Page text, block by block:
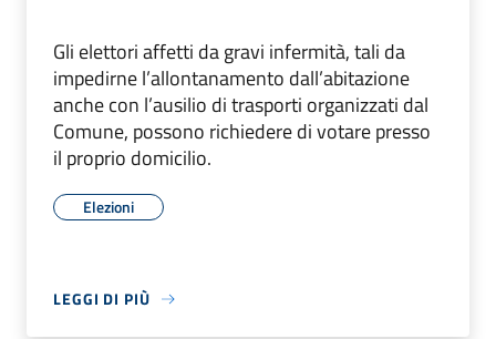
Gli elettori affetti da gravi infermità, tali da
impedirne l’allontanamento dall’abitazione
anche con l’ausilio di trasporti organizzati dal
Comune, possono richiedere di votare presso
il proprio domicilio.
Elezioni
LEGGI DI PIÙ